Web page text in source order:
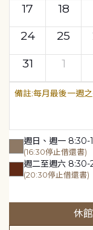
17
18
24
25
31
1
每月最後一週
週日、週一 8:30-
(16:30停止借還書)
週二至週六 8:30-
(20:30停止借還書)
休